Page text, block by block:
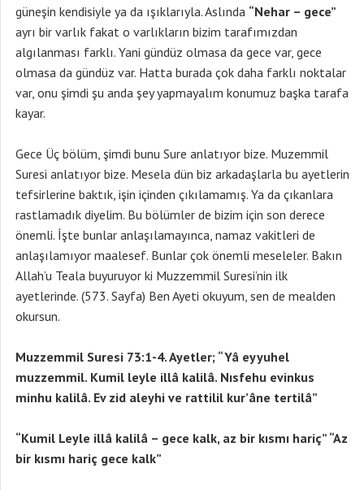
güneşin kendisiyle ya da ışıklarıyla. Aslında “Nehar – gece”
ayrı bir varlık fakat o varlıkların bizim tarafımızdan
algılanması farklı. Yani gündüz olmasa da gece var, gece
olmasa da gündüz var. Hatta burada çok daha farklı noktalar
var, onu şimdi şu anda şey yapmayalım konumuz başka tarafa
kayar.
Gece Üç bölüm, şimdi bunu Sure anlatıyor bize. Muzemmil
Suresi anlatıyor bize. Mesela dün biz arkadaşlarla bu ayetlerin
tefsirlerine baktık, işin içinden çıkılamamış. Ya da çıkanlara
rastlamadık diyelim. Bu bölümler de bizim için son derece
önemli. İşte bunlar anlaşılamayınca, namaz vakitleri de
anlaşılamıyor maalesef. Bunlar çok önemli meseleler. Bakın
Allah’u Teala buyuruyor ki Muzzemmil Suresi’nin ilk
ayetlerinde. (573. Sayfa) Ben Ayeti okuyum, sen de mealden
okursun.
Muzzemmil Suresi 73:1-4. Ayetler; “Yâ eyyuhel
muzzemmil. Kumil leyle illâ kalilâ. Nısfehu evinkus
minhu kalilâ. Ev zid aleyhi ve rattilil kur’âne tertilâ”
“Kumil Leyle illâ kalilâ – gece kalk, az bir kısmı hariç” “Az
bir kısmı hariç gece kalk”